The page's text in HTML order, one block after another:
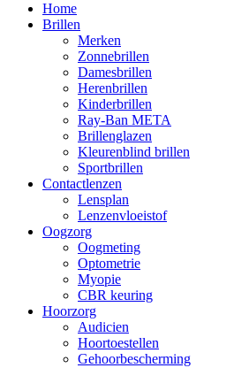
Home
Brillen
Merken
Zonnebrillen
Damesbrillen
Herenbrillen
Kinderbrillen
Ray-Ban META
Brillenglazen
Kleurenblind brillen
Sportbrillen
Contactlenzen
Lensplan
Lenzenvloeistof
Oogzorg
Oogmeting
Optometrie
Myopie
CBR keuring
Hoorzorg
Audicien
Hoortoestellen
Gehoorbescherming